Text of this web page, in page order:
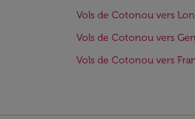
Vols de Cotonou vers
Vols de Cotonou vers
Vols de Cotonou vers